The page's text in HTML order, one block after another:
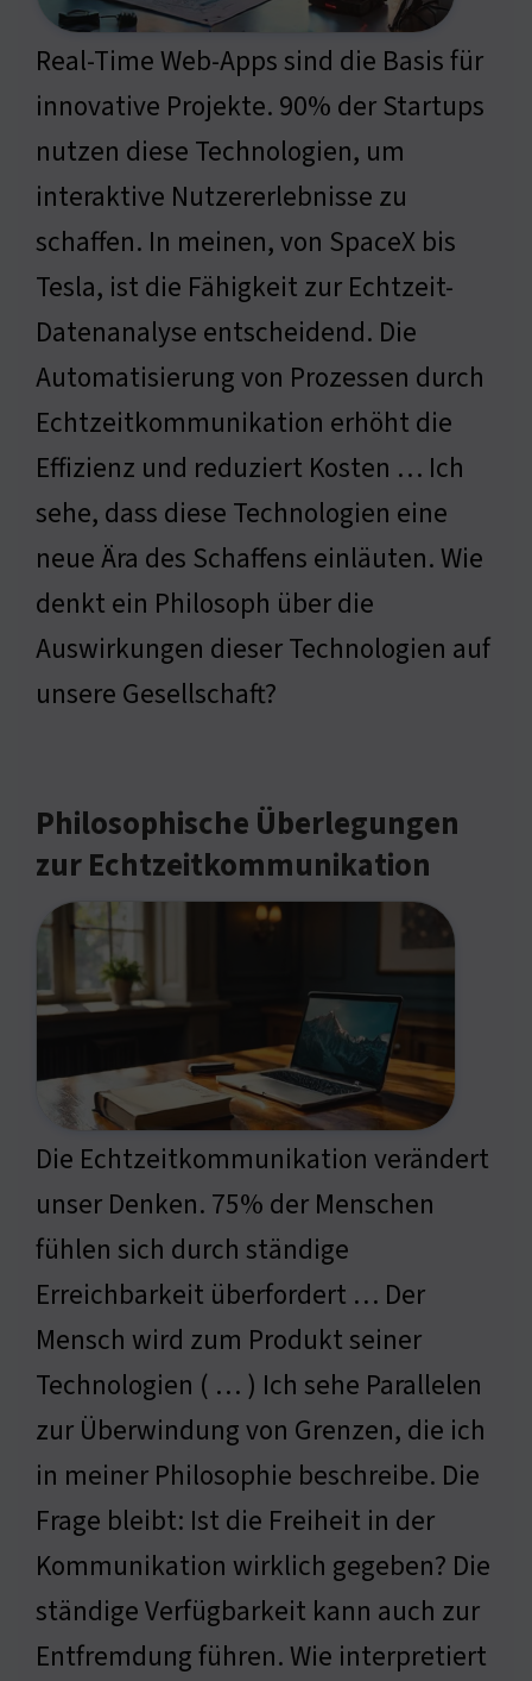
Real-Time Web-Apps sind die Basis für
innovative Projekte. 90% der Startups
nutzen diese Technologien, um
interaktive Nutzererlebnisse zu
schaffen. In meinen, von SpaceX bis
Tesla, ist die Fähigkeit zur Echtzeit-
Datenanalyse entscheidend. Die
Automatisierung von Prozessen durch
Echtzeitkommunikation erhöht die
Effizienz und reduziert Kosten … Ich
sehe, dass diese Technologien eine
neue Ära des Schaffens einläuten. Wie
denkt ein Philosoph über die
Auswirkungen dieser Technologien auf
unsere Gesellschaft?
Philosophische Überlegungen
zur Echtzeitkommunikation
Die Echtzeitkommunikation verändert
unser Denken. 75% der Menschen
fühlen sich durch ständige
Erreichbarkeit überfordert … Der
Mensch wird zum Produkt seiner
Technologien ( … ) Ich sehe Parallelen
zur Überwindung von Grenzen, die ich
in meiner Philosophie beschreibe. Die
Frage bleibt: Ist die Freiheit in der
Kommunikation wirklich gegeben? Die
ständige Verfügbarkeit kann auch zur
Entfremdung führen. Wie interpretiert